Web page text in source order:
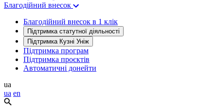
Благодійний внесок
Благодійний внесок в 1 клік
Підтримка статутної діяльності
Підтримка Кузні Уніж
Підтримка програм
Підтримка проєктів
Автоматичні донейти
ua
ua en